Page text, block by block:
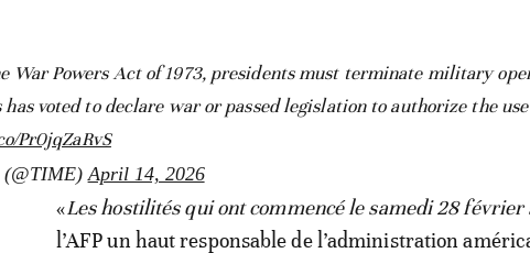
War Powers Act of 1973, presidents must terminate military
has voted to declare war or passed legislation to authorize the
Pr0jqZaRvS
April 14, 2026
«Les hostilités qui ont commencé le samedi 28
l’AFP un haut responsable de l’administration